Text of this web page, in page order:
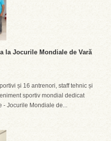
la Jocurile Mondiale de Vară
și 16 antrenori, staff tehnic și
sportiv mondial dedicat
- Jocurile Mondiale de...